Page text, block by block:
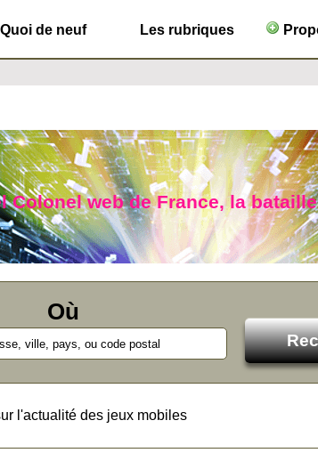
Quoi de neuf Les rubriques
Colonel web de France, la
Où
l'actualité des jeux mobiles